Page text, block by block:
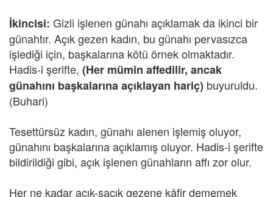
İkincisi: Gizli işlenen günahı açıklamak da ikinci bir
günahtır. Açık gezen kadın, bu günahı pervasızca
işlediği için, başkalarına kötü örnek olmaktadır.
Hadis-i şerifte, (Her mümin affedilir, ancak
günahını başkalarına açıklayan hariç) buyuruldu.
(Buhari)
Tesettürsüz kadın, günahı alenen işlemiş oluyor,
günahını başkalarına açıklamış oluyor. Hadis-i şerifte
bildirildiği gibi, açık işlenen günahların affı zor olur.
Her ne kadar açık-saçık gezene kâfir dememek